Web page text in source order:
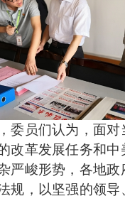
员们认为，面对
改革发展任务和中
严峻形势，各地政
规，以坚强的领导